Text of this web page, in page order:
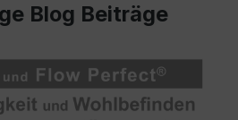
Blog Beiträge